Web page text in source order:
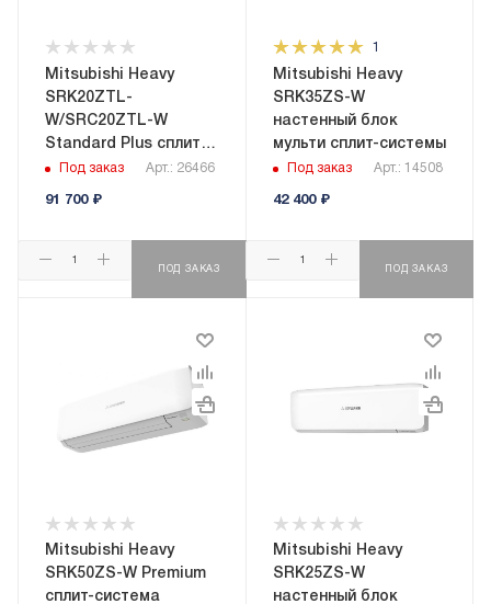
Mitsubishi Heavy
SRK20ZTL-
W/SRC20ZTL-W
Standard Plus сплит-
система настенного
Под заказ Арт.: 26466
91 700₽
ПОД ЗАКАЗ
1
Mitsubishi Heavy
SRK35ZS-W
настенный блок
мульти сплит-системы
Под заказ Арт.: 14508
42 400₽
ПОД ЗАКАЗ
Mitsubishi Heavy
SRK50ZS-W Premium
сплит-система
Mitsubishi Heavy
SRK25ZS-W
настенный блок